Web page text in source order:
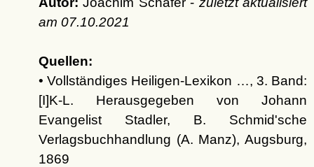
am 07.10.2021
Quellen:
• Vollständiges Heiligen-Lexikon …, 3. Band:
[I]K-L. Herausgegeben von Johann
Evangelist Stadler, B. Schmid'sche
Verlagsbuchhandlung (A. Manz), Augsburg,
1869